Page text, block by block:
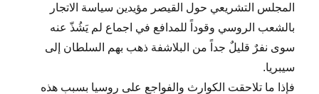
المجلس التشريعي حول القيصر مؤيدين سياسة الاتجار
بالشعب الروسي وقوداً للمدافع في اجماع لم يَشُذّ عنه
سوى نفرٌ قليلٌ جداً من البلاشفة ذهب بهم السلطان إلى
سيبريا.
فإذا ما تلاحقت الكوارث والفواجع على روسيا بسبب هذه